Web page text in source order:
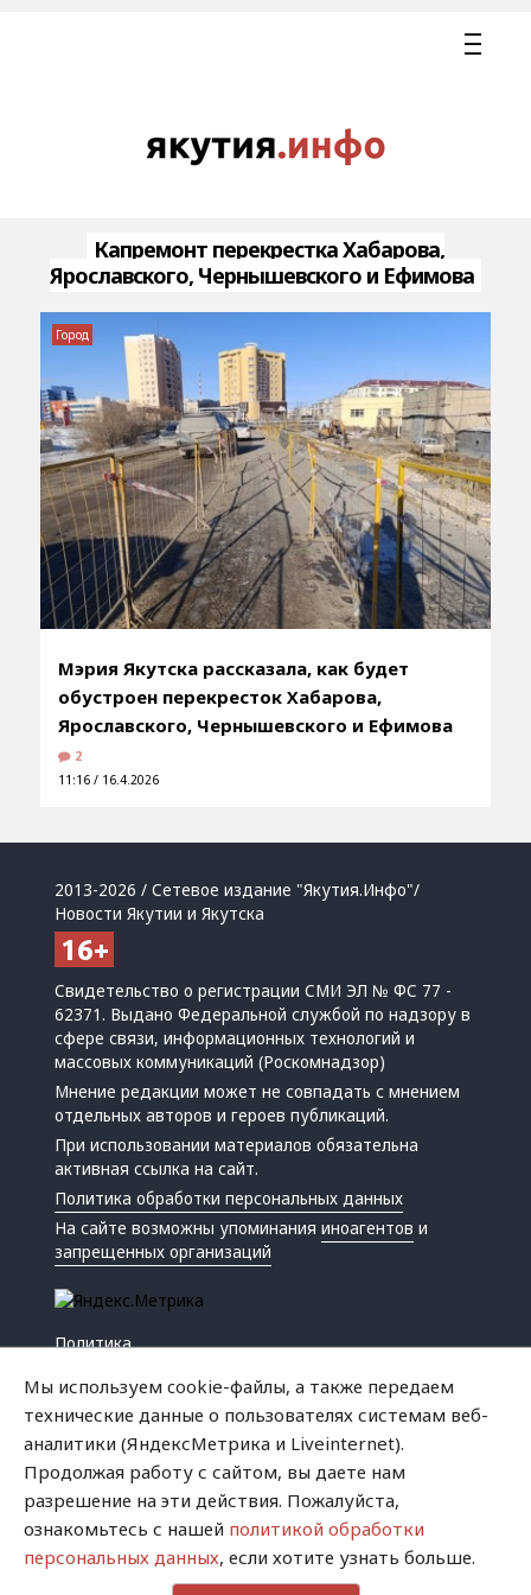
Капремонт перекрестка Хабарова,
Ярославского, Чернышевского и Ефимова
Мэрия Якутска рассказала, как будет
обустроен перекресток Хабарова,
Ярославского, Чернышевского и Ефимова
2
11:16 / 16.4.2026
Город
2013-2026 / Сетевое издание "Якутия.Инфо"/
Новости Якутии и Якутска
Свидетельство о регистрации СМИ ЭЛ № ФС 77 -
62371. Выдано Федеральной службой по надзору в
сфере связи, информационных технологий и
массовых коммуникаций (Роскомнадзор)
Мнение редакции может не совпадать с мнением
отдельных авторов и героев публикаций.
При использовании материалов обязательна
активная ссылка на сайт.
Политика обработки персональных данных
На сайте возможны упоминанияиноагентов и
запрещенных организаций
Политика
Успех
Хватит это терпеть
Мы используем cookie-файлы, а также передаем
технические данные о пользователях системам веб-
аналитики (ЯндексМетрика и Liveinternet).
Продолжая работу с сайтом, вы даете нам
разрешение на эти действия. Пожалуйста,
ознакомьтесь с нашей политикой обработки
персональных данных, если хотите узнать больше.